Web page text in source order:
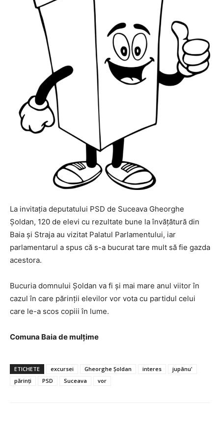
La invitația deputatului PSD de Suceava Gheorghe
Șoldan, 120 de elevi cu rezultate bune la învățătură din
Baia și Straja au vizitat Palatul Parlamentului, iar
parlamentarul a spus că s-a bucurat tare mult să fie gazda
acestora.
Bucuria domnului Șoldan va fi și mai mare anul viitor în
cazul în care părinții elevilor vor vota cu partidul celui
care le-a scos copiii în lume.
Comuna Baia de mulțime
ETICHETE excursei Gheorghe Șoldan interes
jupânu'
părinți
PSD Suceava vor